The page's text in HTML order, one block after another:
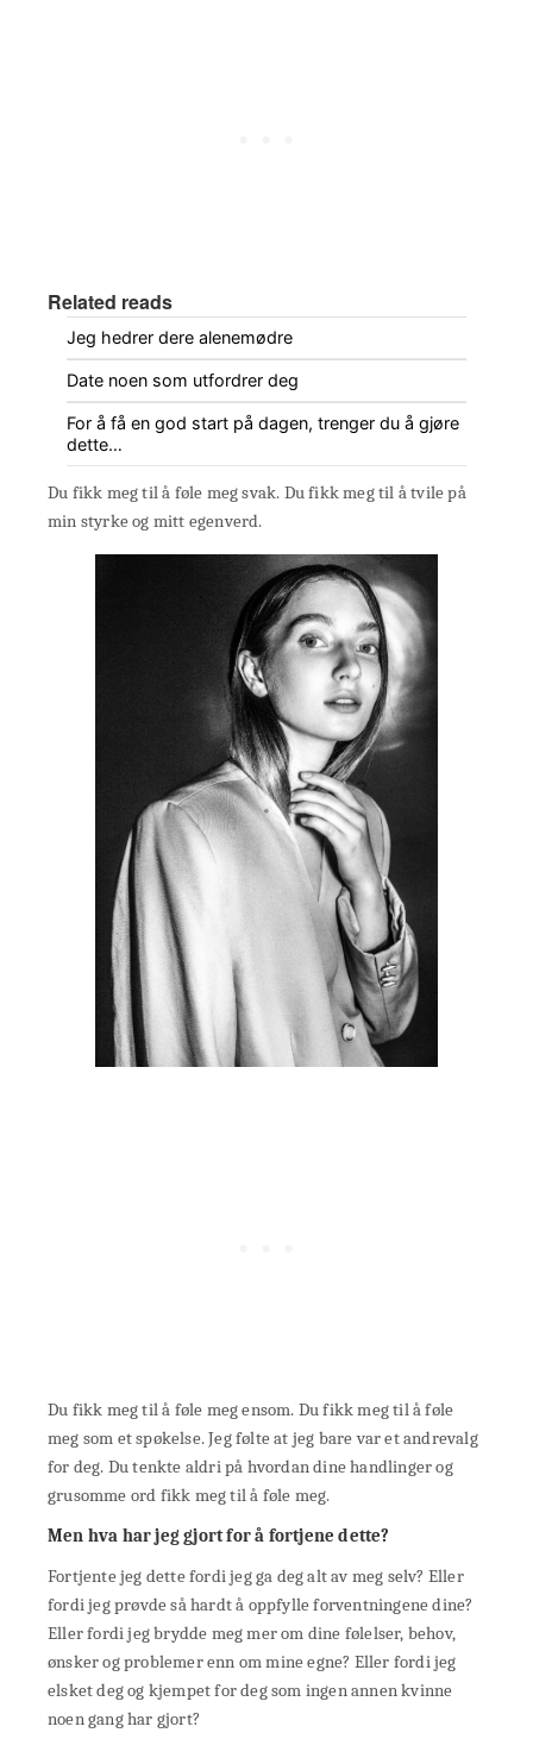
Related reads
Jeg hedrer dere alenemødre
Date noen som utfordrer deg
For å få en god start på dagen, trenger du å gjøre
dette…
Du fikk meg til å føle meg svak. Du fikk meg til å tvile på
min styrke og mitt egenverd.
Du fikk meg til å føle meg ensom. Du fikk meg til å føle
meg som et spøkelse. Jeg følte at jeg bare var et andrevalg
for deg. Du tenkte aldri på hvordan dine handlinger og
grusomme ord fikk meg til å føle meg.
Men hva har jeg gjort for å fortjene dette?
Fortjente jeg dette fordi jeg ga deg alt av meg selv? Eller
fordi jeg prøvde så hardt å oppfylle forventningene dine?
Eller fordi jeg brydde meg mer om dine følelser, behov,
ønsker og problemer enn om mine egne? Eller fordi jeg
elsket deg og kjempet for deg som ingen annen kvinne
noen gang har gjort?